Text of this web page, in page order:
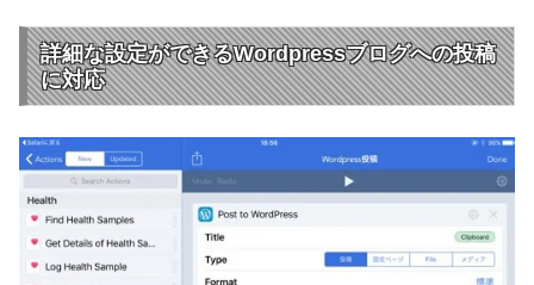
詳細な設定ができるWordpressブログへの投稿
に対応